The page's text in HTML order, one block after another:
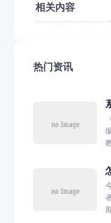
相关内容
热门资讯